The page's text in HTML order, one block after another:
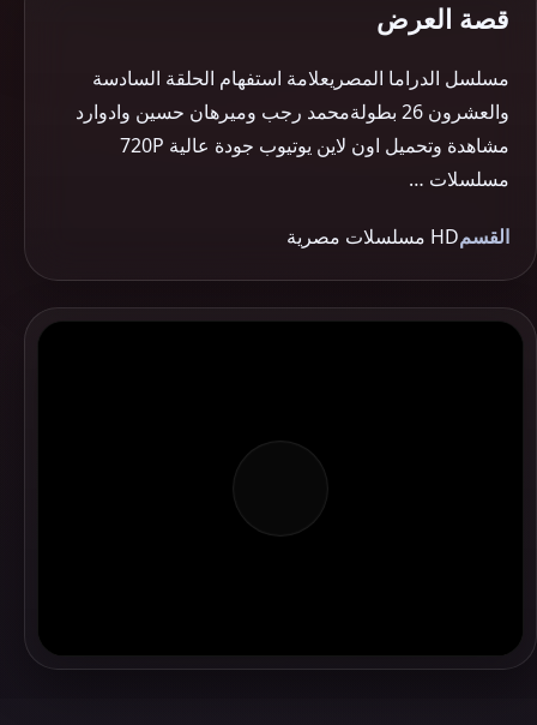
قصة العرض
مسلسل الدراما المصريعلامة استفهام الحلقة السادسة
والعشرون 26 بطولةمحمد رجب وميرهان حسين وادوارد
مشاهدة وتحميل اون لاين يوتيوب جودة عالية 720P
مسلسلات …
القسمHD مسلسلات مصرية